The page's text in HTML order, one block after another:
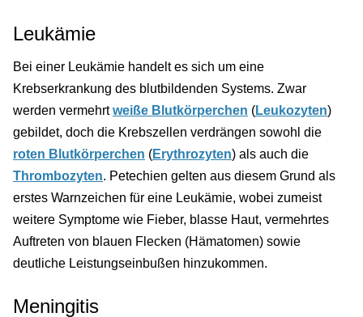
Leukämie
Bei einer Leukämie handelt es sich um eine
Krebserkrankung des blutbildenden Systems. Zwar
werden vermehrtweiße Blutkörperchen (Leukozyten)
gebildet, doch die Krebszellen verdrängen sowohl die
roten Blutkörperchen (Erythrozyten) als auch die
Thrombozyten. Petechien gelten aus diesem Grund als
erstes Warnzeichen für eine Leukämie, wobei zumeist
weitere Symptome wie Fieber, blasse Haut, vermehrtes
Auftreten von blauen Flecken (Hämatomen) sowie
deutliche Leistungseinbußen hinzukommen.
Meningitis